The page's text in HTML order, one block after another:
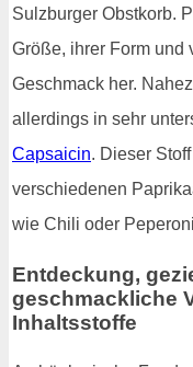
Sulzburger Obstkorb.
Größe, ihrer Form und
Geschmack her.
allerdings in sehr
Capsaicin. Dieser
verschiedenen
wie Chili oder
Entdeckung,
geschmackliche
Inhaltsstoffe